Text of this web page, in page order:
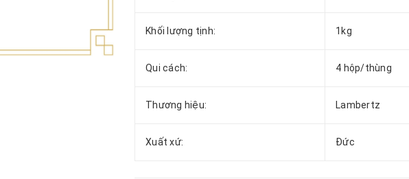
Khối lượng tịnh: 1kg
Qui cách: 4 hộp/thùng
Thương hiệu: Lambertz
Xuất xứ: Đức